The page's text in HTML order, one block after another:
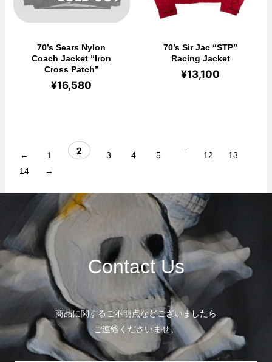
70’s Sears Nylon
Coach Jacket “Iron
Cross Patch”
¥16,580
70’s Sir Jac “STP”
Racing Jacket
¥13,100
← 1 2 3 4 5 12
13
14
→
Contact Us
商品に関するご不明点などございましたら
ご連絡くださいませ。